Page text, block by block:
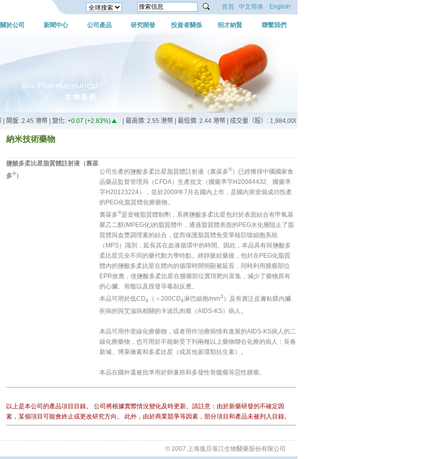
首頁 中文简体 English
關於公司 新聞中心 公司產品 研究開發 投資者關係 招才納賢 聯繫我們
納米技術藥物
鹽酸多柔比星脂質體註射液（裏葆
多®）
公司生產的鹽酸多柔比星脂質體註射液（裏葆多®）已經獲得中國國家食
品藥品監督管理局（CFDA）生產批文（國藥準字H20084432、國藥準
字H20123224），並於2009年7月在國內上市，是國內第壹個成功投產
的PEG化脂質體化療藥物。
裏葆多®是壹種脂質體制劑，系將鹽酸多柔比星包封於表面結合有甲氧基
聚乙二醇(MPEG化)的脂質體中，通過脂質體表面的PEG水化層阻止了脂
質體與血漿調理素的結合，從而保護脂質體免受單核巨噬細胞系統
（MPS）識別，延長其在血液循環中的時間。因此，本品具有與鹽酸多
柔比星完全不同的藥代動力學特點。經靜脈給藥後，包封在PEG化脂質
體內的鹽酸多柔比星在體內的循環時間明顯被延長，同時利用腫瘤部位
EPR效應，使鹽酸多柔比星在腫瘤部位實現靶向富集，減少了藥物原有
的心臟、骨髓以及脫發等毒副反應。
本品可用於低CD4 （＜200CD4淋巴細胞/mm3 ）及有廣泛皮膚粘膜內臟
疾病的與艾滋病相關的卡波氏肉瘤（AIDS-KS）病人。
本品可用作壹線化療藥物，或者用作治療病情有進展的AIDS-KS病人的二
線化療藥物，也可用於不能耐受下列兩種以上藥物聯合化療的病人：長春
新堿、博萊黴素和多柔比星（或其他蒽環類抗生素）。
本品在國外還被批準用於卵巢癌和多發性骨髓瘤等惡性腫瘤。
以上是本公司的產品項目目錄。 公司將根據實際情況變化及時更新。請註意：由於新藥研發的不確定因
素，某個項目可能會終止或更改研究方向。 此外，由於商業競爭等因素，部分項目和產品未被列入目錄。
© 2007 上海復旦張江生物醫藥股份有限公司